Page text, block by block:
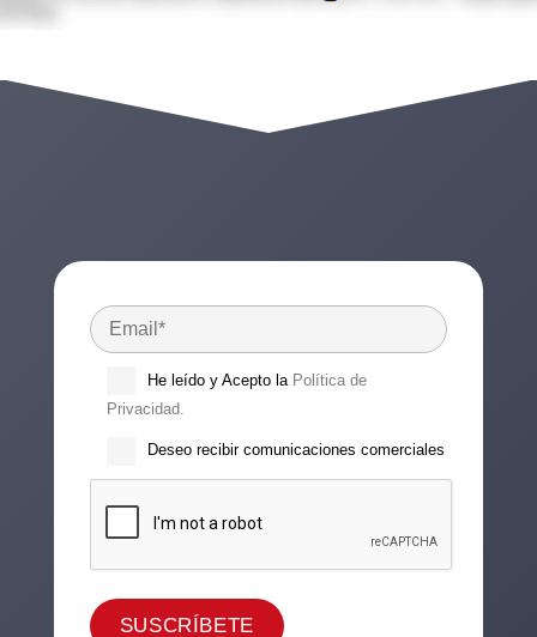
He leído y Acepto la Política de
Privacidad.
Deseo recibir comunicaciones comerciales